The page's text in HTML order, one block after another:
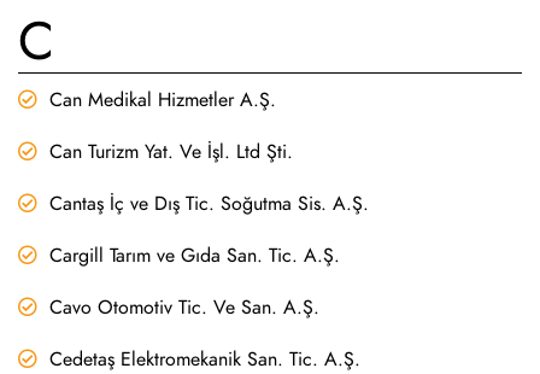
C
Can Medikal Hizmetler A.Ş.
Can Turizm Yat. Ve İşl. Ltd Şti.
Cantaş İç ve Dış Tic. Soğutma Sis. A.Ş.
Cargill Tarım ve Gıda San. Tic. A.Ş.
Cavo Otomotiv Tic. Ve San. A.Ş.
Cedetaş Elektromekanik San. Tic. A.Ş.